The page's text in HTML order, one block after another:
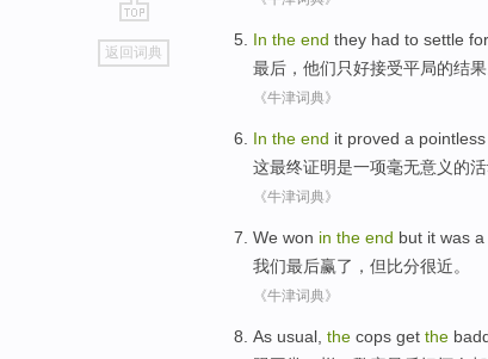
go
top
返回词典
In the end they had to settle
最后 ， 他们只好接受平局的结果
《牛津词典》
In the end it proved a pointless
这最终证明是一项毫无意义的
《牛津词典》
We won in the end but it was a
我们最后赢了， 但 比分很近。
《牛津词典》
As usual the cops get the